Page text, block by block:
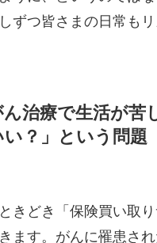
ずつ皆さまの日常も
ん治療で生活が
い？」という問題
きどき「保険買い取
ます。がんに罹患さ